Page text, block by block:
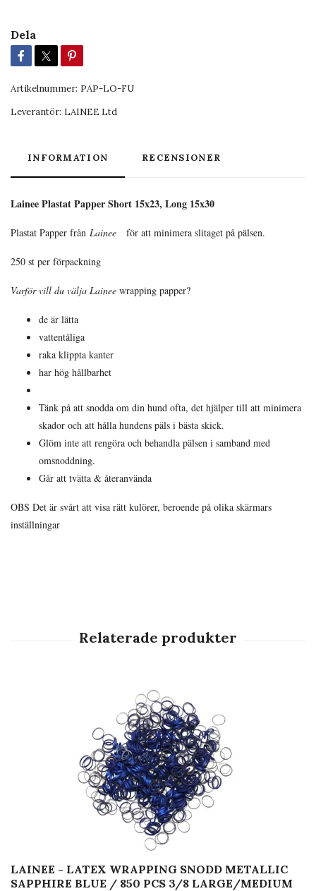
Dela
Artikelnummer: PAP-LO-FU
Leverantör: LAINEE Ltd
INFORMATION RECENSIONER
Lainee Plastat Papper Short 15x23, Long 15x30
Plastat Papper från Lainee för att minimera slitaget på pälsen.
250 st per förpackning
Varför vill du välja Lainee wrapping papper?
de är lätta
vattentåliga
raka klippta kanter
har hög hållbarhet
Tänk på att snodda om din hund ofta, det hjälper till att minimera
skador och att hålla hundens päls i bästa skick.
Glöm inte att rengöra och behandla pälsen i samband med
omsnoddning.
Går att tvätta & återanvända
OBS Det är svårt att visa rätt kulörer, beroende på olika skärmars
inställningar
LAINEE - LATEX WRAPPING SNODD METALLIC
SAPPHIRE BLUE / 850 PCS 3/8 LARGE/MEDIUM